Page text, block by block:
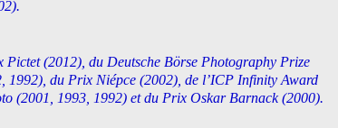
Pictet (2012), du Deutsche Börse Photography Prize
1992), du Prix Niépce (2002), de l’ICP Infinity Award
(2001, 1993, 1992) et du Prix Oskar Barnack (2000).